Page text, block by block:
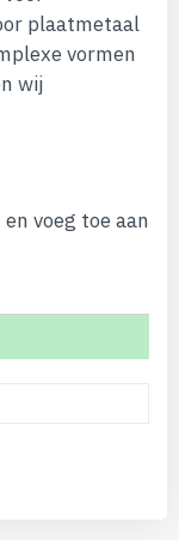
plaatmetaal
vormen
wij
voeg toe aan